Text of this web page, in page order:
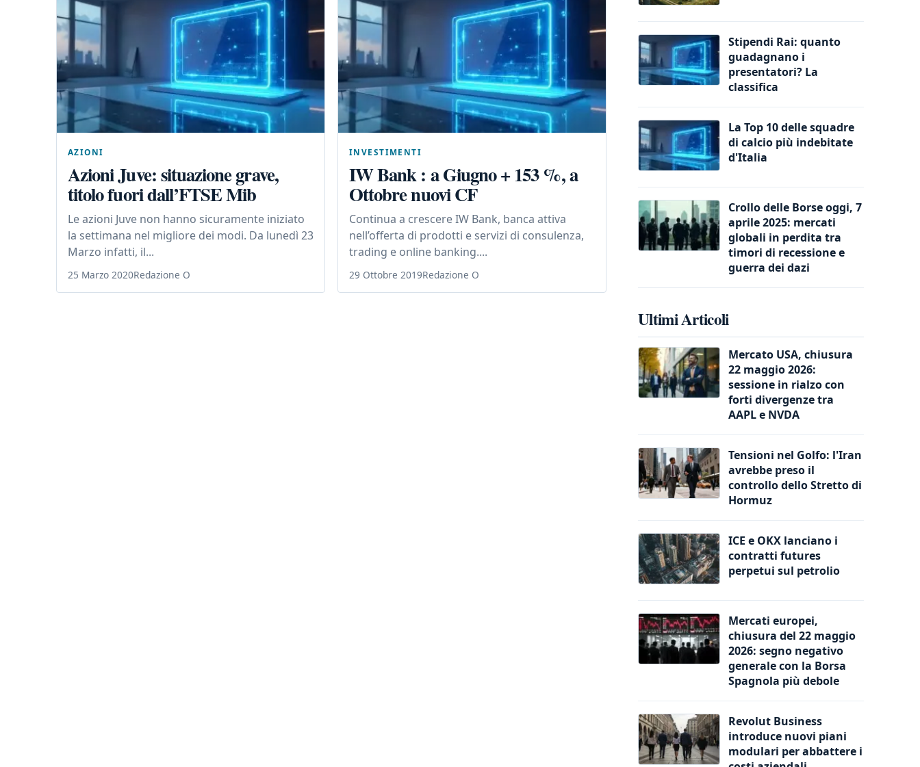
AZIONI
Azioni Juve: situazione grave,
titolo fuori dall’FTSE Mib
Le azioni Juve non hanno sicuramente iniziato
la settimana nel migliore dei modi. Da lunedì 23
Marzo infatti, il...
25 Marzo 2020Redazione O
INVESTIMENTI
IW Bank : a Giugno + 153 %, a
Ottobre nuovi CF
Continua a crescere IW Bank, banca attiva
nell’offerta di prodotti e servizi di consulenza,
trading e online banking....
29 Ottobre 2019Redazione O
Stipendi Rai: quanto
guadagnano i
presentatori? La
classifica
La Top 10 delle squadre
di calcio più indebitate
d'Italia
Crollo delle Borse oggi, 7
aprile 2025: mercati
globali in perdita tra
timori di recessione e
guerra dei dazi
Ultimi Articoli
Mercato USA, chiusura
22 maggio 2026:
sessione in rialzo con
forti divergenze tra
AAPL e NVDA
Tensioni nel Golfo: l'Iran
avrebbe preso il
controllo dello Stretto di
Hormuz
ICE e OKX lanciano i
contratti futures
perpetui sul petrolio
Mercati europei,
chiusura del 22 maggio
2026: segno negativo
generale con la Borsa
Spagnola più debole
Revolut Business
introduce nuovi piani
modulari per abbattere i